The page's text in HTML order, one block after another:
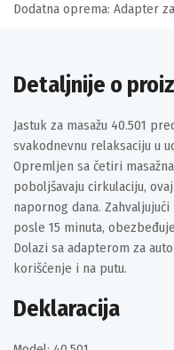
Dodatna oprema: Adapter
Detaljnije o
Jastuk za masažu 40.501
svakodnevnu relaksaciju u
Opremljen sa četiri
poboljšavaju cirkulaciju,
napornog dana.
posle 15 minuta,
Dolazi sa adapterom za
korišćenje i na putu.
Deklaracija